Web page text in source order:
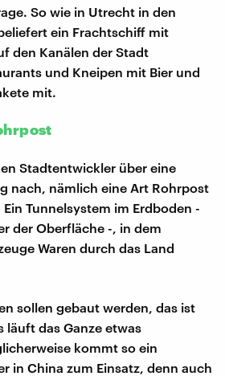
So wie in Utrecht in den
ein Frachtschiff mit
den Kanälen der Stadt
und Kneipen mit Bier und
mit.
Stadtentwickler über eine
nach, nämlich eine Art Rohrpost
Tunnelsystem im Erdboden -
der Oberfläche -, in dem
Waren durch das Land
sollen gebaut werden, das ist
läuft das Ganze etwas
kommt so ein
in China zum Einsatz, denn auch